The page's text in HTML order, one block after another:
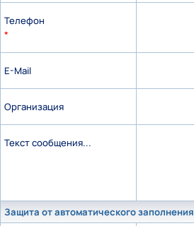
Телефон
*
E-Mail
Организация
Текст сообщения...
Защита от автоматического заполнения